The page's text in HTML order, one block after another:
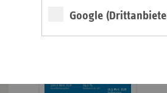
Google
Informationen
Broschüre